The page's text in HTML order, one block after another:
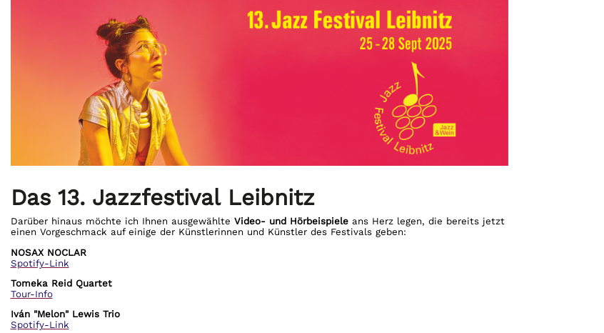
Das 13. Jazzfestival Leibnitz
Darüber hinaus möchte ich Ihnen ausgewählte Video- und Hörbeispieleans Herz legen, die bereits jetzt
einen Vorgeschmack auf einige der Künstlerinnen und Künstler des Festivals geben:
NOSAX NOCLAR
Spotify-Link
Tomeka Reid Quartet
Tour-Info
Iván "Melon" Lewis Trio
Spotify-Link